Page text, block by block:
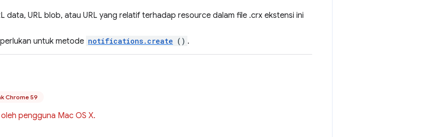
data, URL blob, atau URL yang relatif terhadap resource dalam file .crx ekstensi ini
untuk metode notifications.create () .
Chrome 59
pengguna Mac OS X.